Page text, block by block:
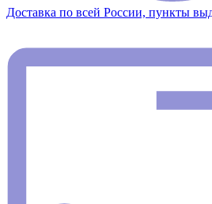
Доставка по всей России, пункты